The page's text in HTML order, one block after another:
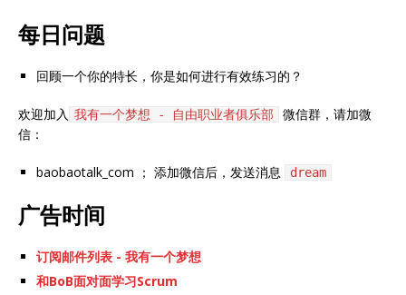
每日问题
回顾一个你的特长，你是如何进行有效练习的？
欢迎加入 我有一个梦想 - 自由职业者俱乐部
微信群，请加微
信：
baobaotalk_com ； 添加微信后，发送消息 dream
广告时间
订阅邮件列表 - 我有一个梦想
和BoB面对面学习Scrum